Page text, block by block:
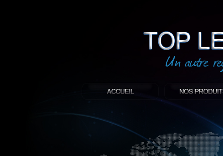
: Top led world
Produit décoratif led
Objet publicitaire led
éclairage blanc led
Enseigne publicitaire